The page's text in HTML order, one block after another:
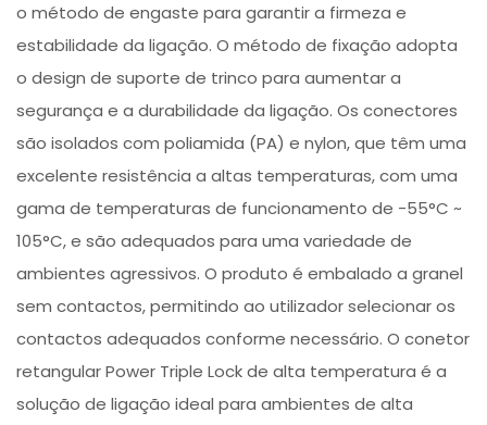
o método de engaste para garantir a firmeza e
estabilidade da ligação. O método de fixação adopta
o design de suporte de trinco para aumentar a
segurança e a durabilidade da ligação. Os conectores
são isolados com poliamida (PA) e nylon, que têm uma
excelente resistência a altas temperaturas, com uma
gama de temperaturas de funcionamento de -55°C ~
105°C, e são adequados para uma variedade de
ambientes agressivos. O produto é embalado a granel
sem contactos, permitindo ao utilizador selecionar os
contactos adequados conforme necessário. O conetor
retangular Power Triple Lock de alta temperatura é a
solução de ligação ideal para ambientes de alta